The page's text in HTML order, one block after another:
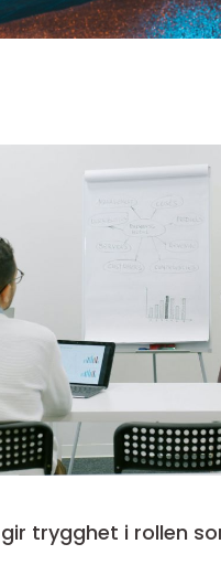
trygghet i rollen